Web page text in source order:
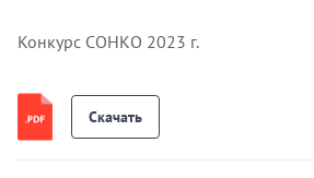
Конкурс СОНКО 2023 г.
Скачать